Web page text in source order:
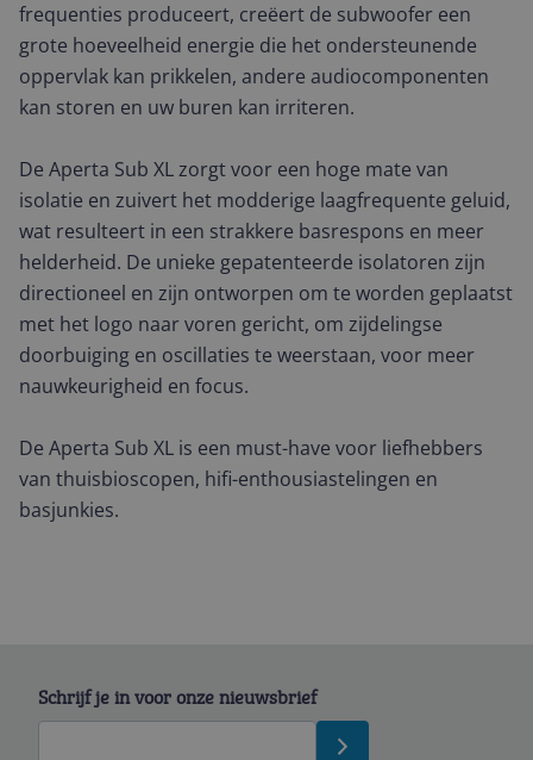
frequenties produceert, creëert de subwoofer een
grote hoeveelheid energie die het ondersteunende
oppervlak kan prikkelen, andere audiocomponenten
kan storen en uw buren kan irriteren.
De Aperta Sub XL zorgt voor een hoge mate van
isolatie en zuivert het modderige laagfrequente geluid,
wat resulteert in een strakkere basrespons en meer
helderheid. De unieke gepatenteerde isolatoren zijn
directioneel en zijn ontworpen om te worden geplaatst
met het logo naar voren gericht, om zijdelingse
doorbuiging en oscillaties te weerstaan, voor meer
nauwkeurigheid en focus.
De Aperta Sub XL is een must-have voor liefhebbers
van thuisbioscopen, hifi-enthousiastelingen en
basjunkies.
Schrijf je in voor onze nieuwsbrief